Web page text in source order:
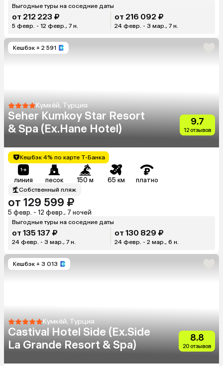
Выгодные туры на соседние даты
от 212 223 ₽
5 февр. - 12 февр., 7 н.
от 216 092 ₽
24 февр. - 3 мар., 7 н.
Кешбэк + 2 591
Кумкёй, Турция
Seher Kumkoy Star Resort
& Spa (Ex.Hane Hotel)
9.7
12 отзывов
Кешбэк 4% по карте Т-Банка
линия песок 150 м 65 км платно
Собственный пляж
от 129 599 ₽
5 февр. - 12 февр., 7 ночей
Выгодные туры на соседние даты
от 135 137 ₽
24 февр. - 3 мар., 7 н.
от 130 829 ₽
24 февр. - 2 мар., 6 н.
Кешбэк + 3 013
Кумкёй, Турция
Castival Hotel Side (Ex.Side
La Grande Resort & Spa)
8.8
20 отзывов